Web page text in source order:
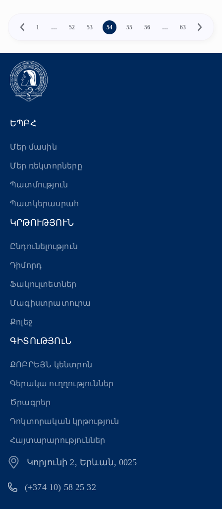
1 … 52 53 54 55 56 … 63
ԵՊԲՀ
Մեր մասին
Մեր ռեկտորները
Պատմություն
Պատկերասրահ
ԿՐԹՈՒԹՅՈՒՆ
Ընդունելություն
Դիմորդ
Ֆակուլտետներ
Մագիստրատուրա
Քոլեջ
ԳԻՏՈւԹՅՈւՆ
ՔՈԲՐԵՅՆ կենտրոն
Գերակա ուղղություններ
Ծրագրեր
Դոկտորական կրթություն
Հայտարարություններ
Կորյունի 2, Երևան, 0025
(+374 10) 58 25 32